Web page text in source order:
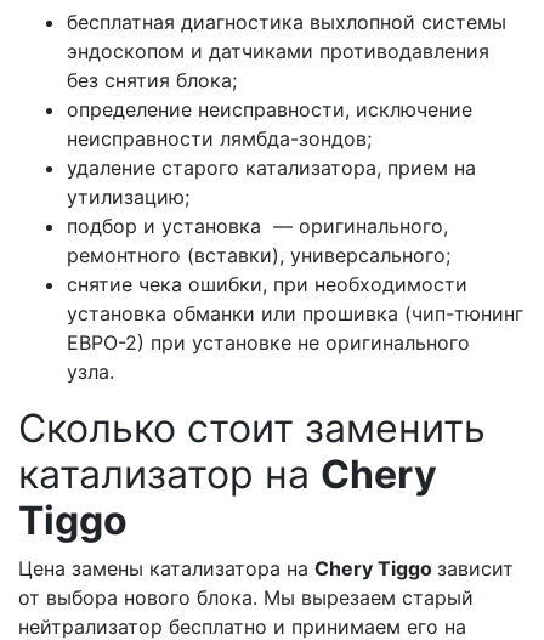
бесплатная диагностика выхлопной системы
эндоскопом и датчиками противодавления
без снятия блока;
определение неисправности, исключение
неисправности лямбда-зондов;
удаление старого катализатора, прием на
утилизацию;
подбор и установка — оригинального,
ремонтного (вставки), универсального;
снятие чека ошибки, при необходимости
установка обманки или прошивка (чип-тюнинг
ЕВРО-2) при установке не оригинального
узла.
Сколько стоит заменить
катализатор на Сhery
Tiggo
Цена замены катализатора на Сhery Tiggo зависит
от выбора нового блока. Мы вырезаем старый
нейтрализатор бесплатно и принимаем его на